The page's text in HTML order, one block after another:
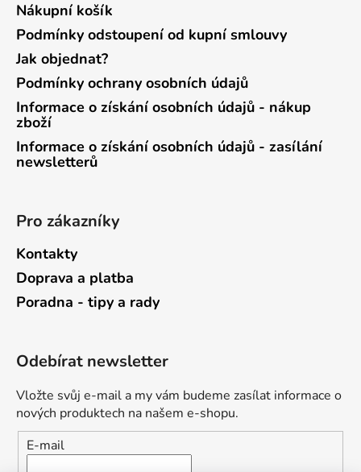
Nákupní košík
Podmínky odstoupení od kupní smlouvy
Jak objednat?
Podmínky ochrany osobních údajů
Informace o získání osobních údajů - nákup
zboží
Informace o získání osobních údajů - zasílání
newsletterů
Pro zákazníky
Kontakty
Doprava a platba
Poradna - tipy a rady
Odebírat newsletter
Vložte svůj e-mail a my vám budeme zasílat informace o
nových produktech na našem e-shopu.
E-mail